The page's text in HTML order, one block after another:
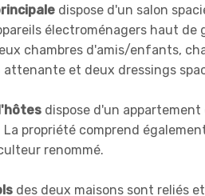
dispose d'un salon
électroménagers haut
chambres d'amis/enfants,
attenante et deux dressings
dispose d'un
propriété comprend
renommé.
des deux maisons sont reliés